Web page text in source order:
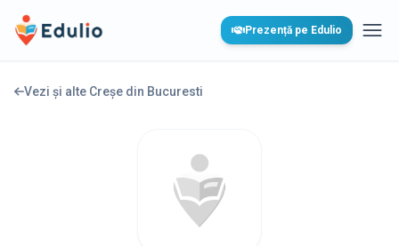
Edulio Prezență pe Edulio
Vezi și alte Creșe din Bucuresti